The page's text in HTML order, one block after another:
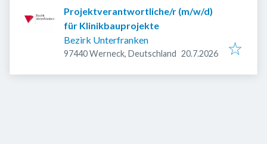
Projektverantwortliche/r (m/w/d)
für Klinikbauprojekte
Bezirk Unterfranken
97440 Werneck, Deutschland Veröffentlicht:
20.7.2026